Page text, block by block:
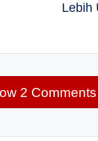
Lebih
2 Comments